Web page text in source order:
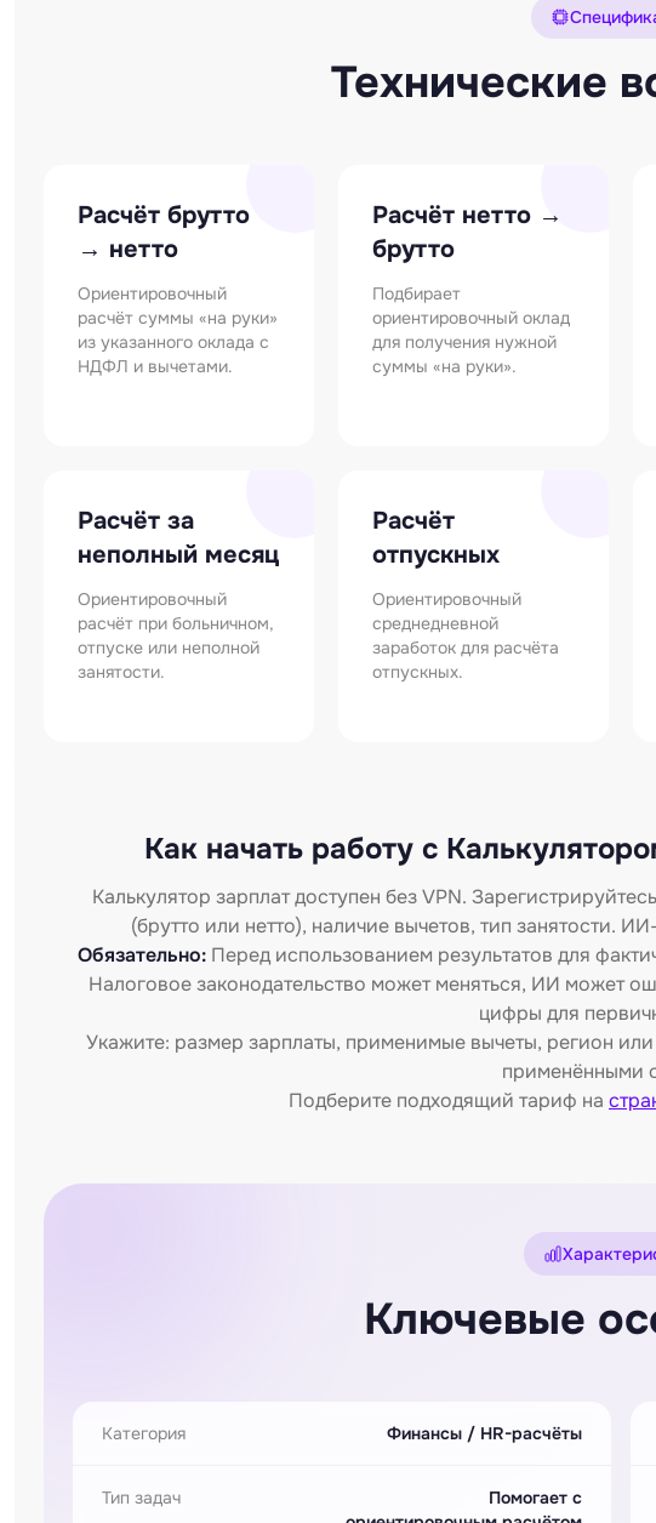
Технические
Расчёт брутто
→ нетто
Ориентировочный
расчёт суммы «на руки»
из указанного оклада с
НДФЛ и вычетами.
Расчёт нетто →
брутто
Подбирает
ориентировочный оклад
для получения нужной
суммы «на руки».
Расчёт за
неполный месяц
Ориентировочный
расчёт при больничном,
отпуске или неполной
занятости.
Расчёт
отпускных
Ориентировочный
среднедневной
заработок для расчёта
отпускных.
Как начать работу с
Калькулятор зарплат доступен без VPN.
(брутто или нетто), наличие вычетов, тип занятости.
Обязательно: Перед использованием результатов для
Налоговое законодательство может меняться, ИИ может
цифры для
Укажите: размер зарплаты, применимые вычеты, регион
применёнными
Подберите подходящий тариф на
Ключевые
Категория Финансы / HR-расчёты
Тип задач
Помогает с